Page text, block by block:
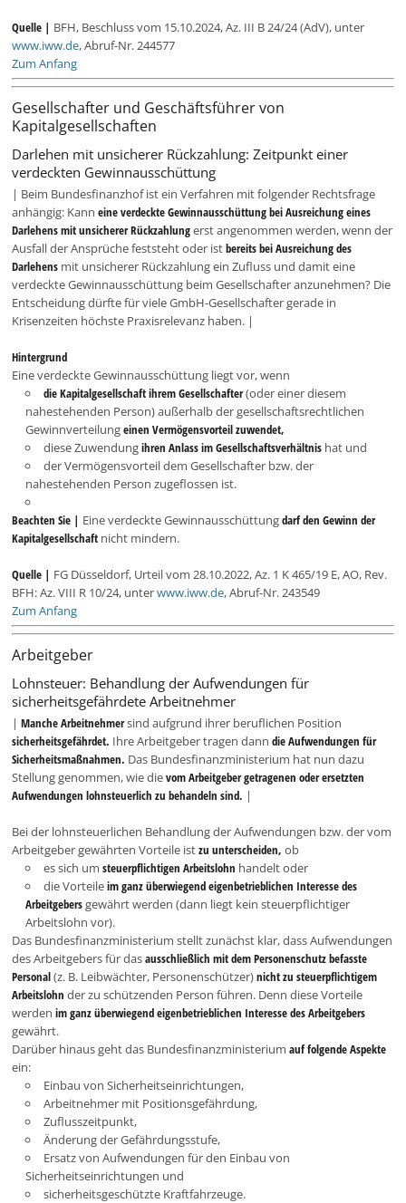
Quelle | BFH, Beschluss vom 15.10.2024, Az. III B 24/24 (AdV), unter
www.iww.de, Abruf-Nr. 244577
Zum Anfang
Gesellschafter und Geschäftsführer von
Kapitalgesellschaften
Darlehen mit unsicherer Rückzahlung: Zeitpunkt einer
verdeckten Gewinnausschüttung
| Beim Bundesfinanzhof ist ein Verfahren mit folgender Rechtsfrage
anhängig: Kanneine verdeckte Gewinnausschüttung bei Ausreichung eines
Darlehens mit unsicherer Rückzahlungerst angenommen werden, wenn der
Ausfall der Ansprüche feststeht oder istbereits bei Ausreichung des
Darlehens mit unsicherer Rückzahlung ein Zufluss und damit eine
verdeckte Gewinnausschüttung beim Gesellschafter anzunehmen? Die
Entscheidung dürfte für viele GmbH-Gesellschafter gerade in
Krisenzeiten höchste Praxisrelevanz haben. |
Hintergrund
Eine verdeckte Gewinnausschüttung liegt vor, wenn
die Kapitalgesellschaft ihrem Gesellschafter(oder einer diesem
nahestehenden Person) außerhalb der gesellschaftsrechtlichen
Gewinnverteilungeinen Vermögensvorteil zuwendet,
diese Zuwendungihren Anlass im Gesellschaftsverhältnishat und
der Vermögensvorteil dem Gesellschafter bzw. der
nahestehenden Person zugeflossen ist.
Beachten Sie | Eine verdeckte Gewinnausschüttungdarf den Gewinn der
Kapitalgesellschaft nicht mindern.
Quelle | FG Düsseldorf, Urteil vom 28.10.2022, Az. 1 K 465/19 E, AO, Rev.
BFH: Az. VIII R 10/24, unterwww.iww.de, Abruf-Nr. 243549
Zum Anfang
Arbeitgeber
Lohnsteuer: Behandlung der Aufwendungen für
sicherheitsgefährdete Arbeitnehmer
|Manche Arbeitnehmersind aufgrund ihrer beruflichen Position
sicherheitsgefährdet. Ihre Arbeitgeber tragen danndie Aufwendungen für
Sicherheitsmaßnahmen. Das Bundesfinanzministerium hat nun dazu
Stellung genommen, wie dievom Arbeitgeber getragenen oder ersetzten
Aufwendungen lohnsteuerlich zu behandeln sind. |
Bei der lohnsteuerlichen Behandlung der Aufwendungen bzw. der vom
Arbeitgeber gewährten Vorteile istzu unterscheiden, ob
es sich um steuerpflichtigen Arbeitslohn handelt oder
die Vorteileim ganz überwiegend eigenbetrieblichen Interesse des
Arbeitgebersgewährt werden (dann liegt kein steuerpflichtiger
Arbeitslohn vor).
Das Bundesfinanzministerium stellt zunächst klar, dass Aufwendungen
des Arbeitgebers für dasausschließlich mit dem Personenschutz befasste
Personal(z. B. Leibwächter, Personenschützer)nicht zu steuerpflichtigem
Arbeitslohn der zu schützenden Person führen. Denn diese Vorteile
werden im ganz überwiegend eigenbetrieblichen Interesse des Arbeitgebers
gewährt.
Darüber hinaus geht das Bundesfinanzministeriumauf folgende Aspekte
ein:
Einbau von Sicherheitseinrichtungen,
Arbeitnehmer mit Positionsgefährdung,
Zuflusszeitpunkt,
Änderung der Gefährdungsstufe,
Ersatz von Aufwendungen für den Einbau von
Sicherheitseinrichtungen und
sicherheitsgeschützte Kraftfahrzeuge.